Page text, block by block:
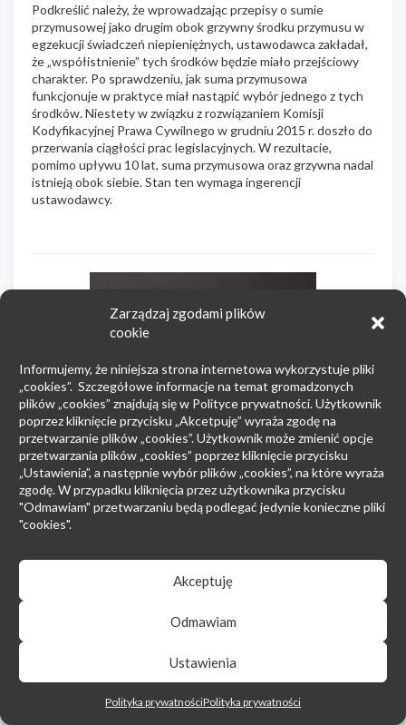
Zarządzaj zgodami plików
cookie
Informujemy, że niniejsza strona internetowa wykorzystuje pliki
„cookies”. Szczegółowe informacje na temat gromadzonych
plików „cookies” znajdują się w Polityce prywatności. Użytkownik
poprzez kliknięcie przycisku „Akcetpuję” wyraża zgodę na
przetwarzanie plików „cookies”. Użytkownik może zmienić opcje
przetwarzania plików „cookies” poprzez kliknięcie przycisku
„Ustawienia”, a następnie wybór plików „cookies”, na które wyraża
zgodę. W przypadku kliknięcia przez użytkownika przycisku
"Odmawiam" przetwarzaniu będą podlegać jedynie konieczne pliki
"cookies".
Akceptuję
Odmawiam
Ustawienia
Polityka prywatnościPolityka prywatności
Podkreślić należy, że wprowadzając przepisy o sumie
przymusowej jako drugim obok grzywny środku przymusu w
egzekucji świadczeń niepieniężnych, ustawodawca zakładał,
że „współistnienie” tych środków będzie miało przejściowy
charakter. Po sprawdzeniu, jak suma przymusowa
funkcjonuje w praktyce miał nastąpić wybór jednego z tych
środków. Niestety w związku z rozwiązaniem Komisji
Kodyfikacyjnej Prawa Cywilnego w grudniu 2015 r. doszło do
przerwania ciągłości prac legislacyjnych. W rezultacie,
pomimo upływu 10 lat, suma przymusowa oraz grzywna nadal
istnieją obok siebie. Stan ten wymaga ingerencji
ustawodawcy.
PROF. ANDRZEJ JAKUBECKI
Of Counsel, profesor doktor habilitowany nauk prawnych.
Międzynarodowego Prawa Handlowego na Wydziale Prawa i
Lublinie. Specjalista z zakresu postępowania cywilnego,
Posiada wieloletnie doświadczenie w doradzaniu polskim i